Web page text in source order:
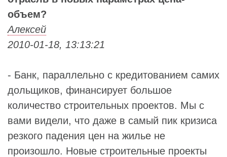
объем?
Алексей
2010-01-18, 13:13:21
- Банк, параллельно с кредитованием самих
дольщиков, финансирует большое
количество строительных проектов. Мы с
вами видели, что даже в самый пик кризиса
резкого падения цен на жилье не
произошло. Новые строительные проекты